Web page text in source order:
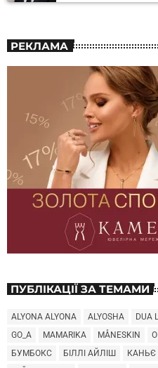
РЕКЛАМА
ПУБЛІКАЦІЇ ЗА ТЕМАМИ
ALYONA ALYONA ALYOSHA DUA
GO_A
MAMARIKA MÅNESKIN
БУМБОКС
БІЛЛІ АЙЛІШ КАНЬЄ